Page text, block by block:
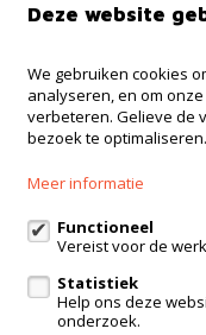
Immo Verstraeten
1910
+32 475 64 62 15
Te koop Te huur
Deze website
We gebruiken cookies
analyseren, en om
verbeteren. Gelieve de
bezoek te optimaliseren.
Meer informatie
Functioneel
Vereist voor de
Statistiek
Help ons deze
onderzoek.